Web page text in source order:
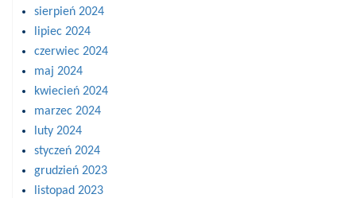
sierpień 2024
lipiec 2024
czerwiec 2024
maj 2024
kwiecień 2024
marzec 2024
luty 2024
styczeń 2024
grudzień 2023
listopad 2023